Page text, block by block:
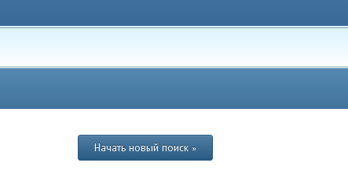
Начать новый поиск »